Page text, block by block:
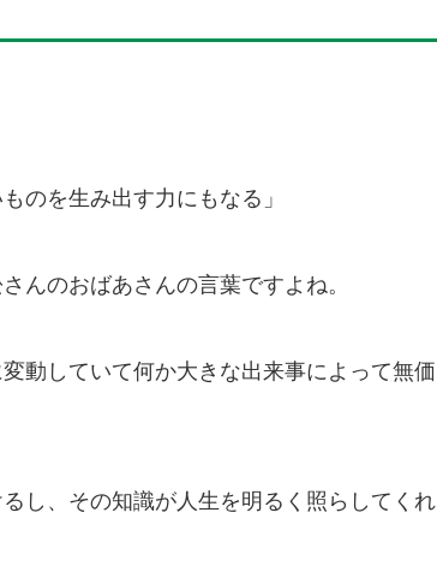
のを生み出す力にもなる」
んのおばあさんの言葉ですよね。
動していて何か大きな出来事によって無価
し、その知識が人生を明るく照らしてくれ